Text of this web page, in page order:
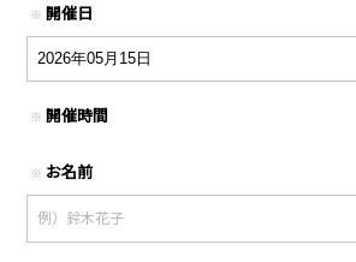
※ 開催日
※ 開催時間
※ お名前